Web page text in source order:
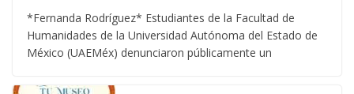
*Fernanda Rodríguez* Estudiantes de la Facultad de
Humanidades de la Universidad Autónoma del Estado de
México (UAEMéx) denunciaron públicamente un